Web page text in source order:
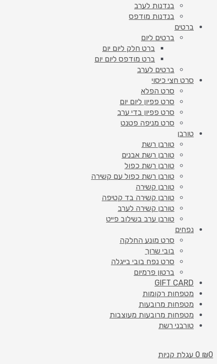
בנדנות לערב
בנדנות מודפס
ברטים
ברטים ליום
ברט חלק ליום יום
ברט מודפס ליום יום
ברטים לערב
סרט חצי כיסוי
סרט הפלא
סרט פפיון ליום יום
סרט פפיון בדי ערב
סרט מניפה פטנט
טורבן
טורבן רשת
טורבן רשת אבנים
טורבן רשת כפול
טורבן רשת כפול עם קשירה
טורבן קשירה
טורבן קשירה בד קטיפה
טורבן קשירה לערב
טורבן ערב בשילוב פייט
נפחים
סרט מונע החלקה
בובי שרוך
סרט נפח בובי בייגלה
ברטון פרמיום
GIFT CARD
מטפחות רקומות
מטפחות מרובעות
מטפחות מרובעות מעוצבות
טורבני רשת
עגלת קניות